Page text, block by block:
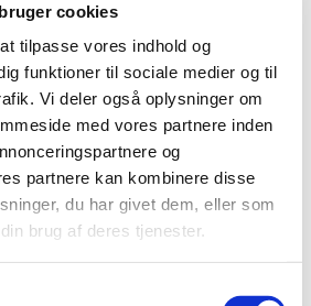
cookies
tilpasse vores indhold og
funktioner til sociale medier og til
Vi deler også oplysninger om
med vores partnere inden
og
partnere kan kombinere disse
du har givet dem, eller som
brug af deres tjenester.
Sufyans gruppe i den ene side
i den anden side. Som følge
mulighed for at forfølge
fortsatte han sin politik med
(as) på moskeernes prædikestole.
Husseins (as) mordere, som
død.
af Marwan
fader i år 65 efter Hejrah, hvor
de to folkegrupper, som havde